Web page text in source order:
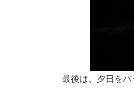
最後は、夕日を